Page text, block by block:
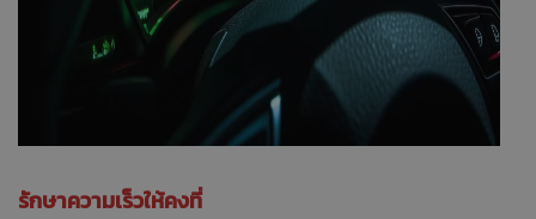
รักษาความเร็วให้คงที่